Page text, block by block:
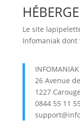
Le site
Infomaniak dont
26 Avenue
1227
0844 55 11 55